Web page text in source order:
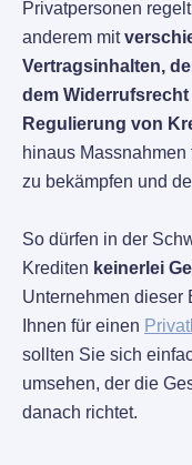
Privatpersonen
anderem mit
Vertragsinhalten,
dem
Regulierung von
hinaus
zu bekämpfen und
So dürfen in der
Krediten keinerlei
Unternehmen dieser
Ihnen für einen
sollten Sie sich
umsehen, der die
danach richtet.